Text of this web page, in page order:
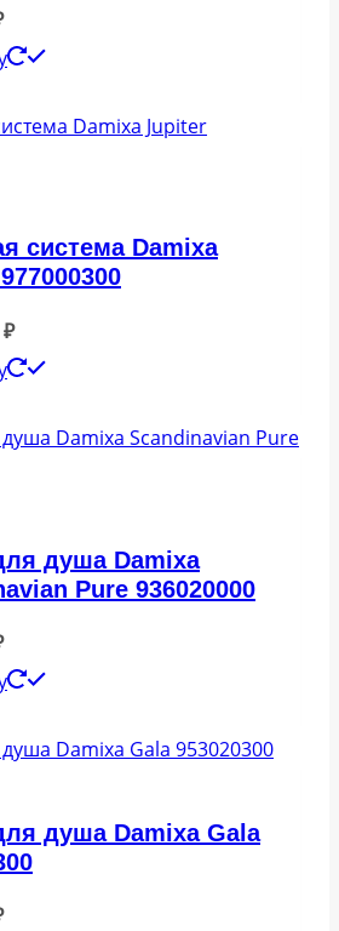
система Damixa
₽
душа Damixa
Pure 936020000
душа Damixa Gala